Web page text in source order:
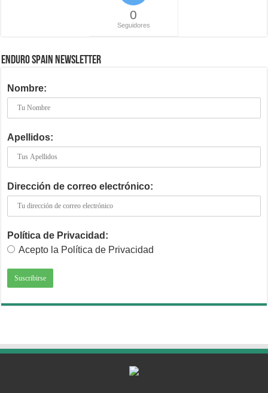
0
Seguidores
ENDURO SPAIN NEWSLETTER
Nombre:
Apellidos:
Dirección de correo electrónico:
Política de Privacidad:
Acepto la Política de Privacidad